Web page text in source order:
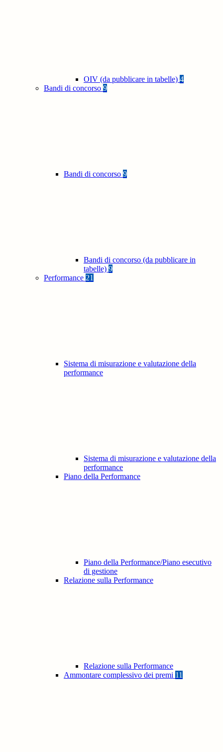
OIV (da pubblicare in tabelle) 4
Bandi di concorso 9
Bandi di concorso 9
Bandi di concorso (da pubblicare in
tabelle) 9
Performance 21
Sistema di misurazione e valutazione della
performance
Sistema di misurazione e valutazione della
performance
Piano della Performance
Piano della Performance/Piano esecutivo
di gestione
Relazione sulla Performance
Relazione sulla Performance
Ammontare complessivo dei premi 11